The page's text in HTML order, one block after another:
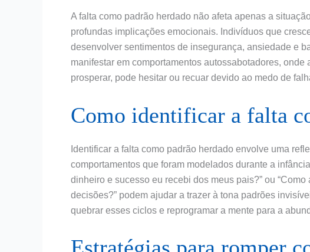
A falta como padrão herdado não afeta apenas a
profundas implicações emocionais. Indivíduos que
desenvolver sentimentos de insegurança, ansiedade e
manifestar em comportamentos autossabotadores,
prosperar, pode hesitar ou recuar devido ao medo de
Como identificar a falta
Identificar a falta como padrão herdado envolve uma
comportamentos que foram modelados durante a
dinheiro e sucesso eu recebi dos meus pais?” ou
decisões?” podem ajudar a trazer à tona padrões
quebrar esses ciclos e reprogramar a mente para a